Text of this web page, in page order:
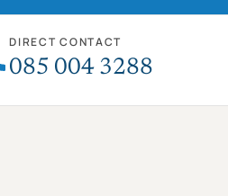
DIRECT CONTACT
085 004 3288